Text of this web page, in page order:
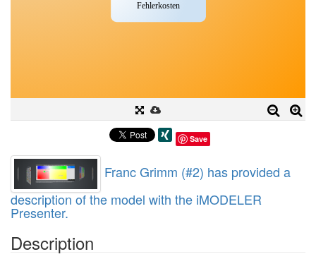
Save
Franc Grimm (#2) has provided a
description of the model with the iMODELER
Presenter.
Description